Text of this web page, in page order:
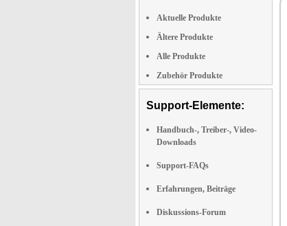
Aktuelle Produkte
Ältere Produkte
Alle Produkte
Zubehör Produkte
Support-Elemente:
Handbuch-, Treiber-, Video-
Downloads
Support-FAQs
Erfahrungen, Beiträge
Diskussions-Forum